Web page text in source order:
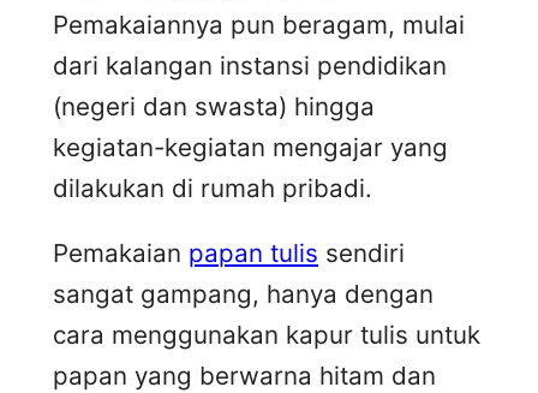
Pemakaiannya pun beragam, mulai
dari kalangan instansi pendidikan
(negeri dan swasta) hingga
kegiatan-kegiatan mengajar yang
dilakukan di rumah pribadi.
Pemakaian papan tulis sendiri
sangat gampang, hanya dengan
cara menggunakan kapur tulis untuk
papan yang berwarna hitam dan